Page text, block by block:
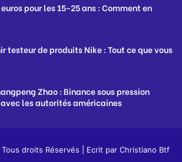
euros pour les 15-25 ans : Comment en
testeur de produits Nike : Tout ce que vous
Zhao : Binance sous pression
les autorités américaines
droits Réservés | Ecrit par Christiano Btf